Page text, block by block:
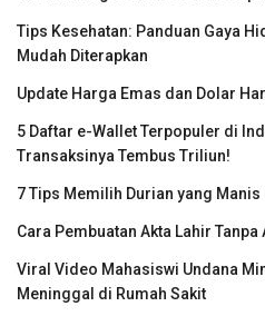
Tips Kesehatan: Panduan Gaya
Mudah Diterapkan
Update Harga Emas dan Dolar
5 Daftar e-Wallet Terpopuler di
Transaksinya Tembus Triliun!
7 Tips Memilih Durian yang Manis
Cara Pembuatan Akta Lahir Tanpa
Viral Video Mahasiswi Undana
Meninggal di Rumah Sakit